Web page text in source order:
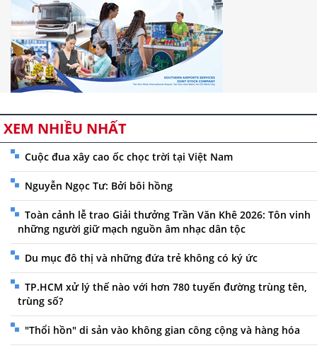
XEM NHIỀU NHẤT
Cuộc đua xây cao ốc chọc trời tại Việt Nam
Nguyễn Ngọc Tư: Bởi bôi hồng
Toàn cảnh lễ trao Giải thưởng Trần Văn Khê 2026: Tôn vinh
những người giữ mạch nguồn âm nhạc dân tộc
Du mục đô thị và những đứa trẻ không có ký ức
TP.HCM xử lý thế nào với hơn 780 tuyến đường trùng tên,
trùng số?
"Thổi hồn" di sản vào không gian công cộng và hàng hóa